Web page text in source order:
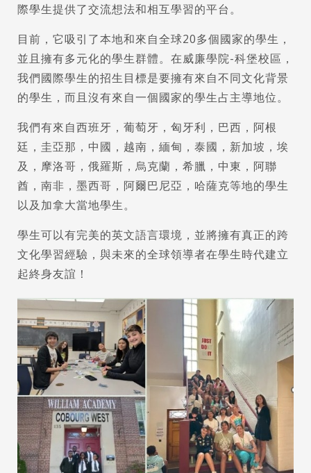
際學生提供了交流想法和相互學習的平台。
目前，它吸引了本地和來自全球20多個國家的學生，
並且擁有多元化的學生群體。在威廉學院-科堡校區，
我們國際學生的招生目標是要擁有來自不同文化背景
的學生，而且沒有來自一個國家的學生占主導地位。
我們有來自西班牙，葡萄牙，匈牙利，巴西，阿根
廷，圭亞那，中國，越南，緬甸，泰國，新加坡，埃
及，摩洛哥，俄羅斯，烏克蘭，希臘，中東，阿聯
酋，南非，墨西哥，阿爾巴尼亞，哈薩克等地的學生
以及加拿大當地學生。
學生可以有完美的英文語言環境，並將擁有真正的跨
文化學習經驗，與未來的全球領導者在學生時代建立
起終身友誼！